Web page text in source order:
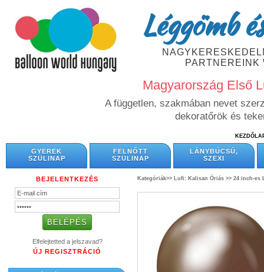
Léggömb
PARTNEREINK
Magyarország Első
A független, szakmában nevet
dekoratőrök és
GYEREK
SZÜLINAP
FELNŐTT
SZÜLINAP
LÁNYBÚCSÚ,
SZEXI
BEJELENTKEZÉS
Elfelejtetted a jelszavad?
ÚJ REGISZTRÁCIÓ
Kategóriák>> Lufi: Kalisan Óriás >> 24 inch-es